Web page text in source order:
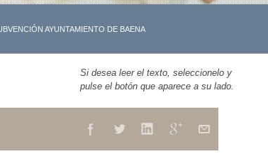
AYUNTAMIENTO DE BAENA
Si desea leer el texto, seleccionelo y
pulse el botón que aparece a su lado.